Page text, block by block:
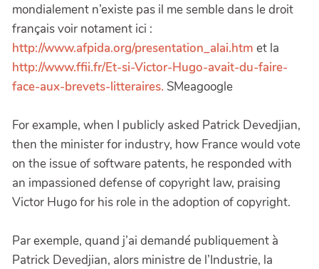
mondialement n’existe pas il me semble dans le droit
français voir notament ici :
http://www.afpida.org/presentation_alai.htm et la
http://www.ffii.fr/Et-si-Victor-Hugo-avait-du-faire-
face-aux-brevets-litteraires. SMeagoogle
For example, when I publicly asked Patrick Devedjian,
then the minister for industry, how France would vote
on the issue of software patents, he responded with
an impassioned defense of copyright law, praising
Victor Hugo for his role in the adoption of copyright.
Par exemple, quand j’ai demandé publiquement à
Patrick Devedjian, alors ministre de l’Industrie, la